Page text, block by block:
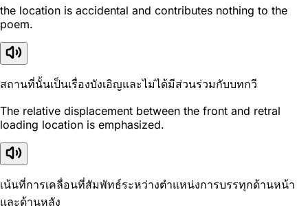
the location is accidental and contributes nothing to the
poem.
สถานที่นั้นเป็นเรื่องบังเอิญและไม่ได้มีส่วนร่วมกับบทกวี
The relative displacement between the front and retral
loading location is emphasized.
เน้นที่การเคลื่อนที่สัมพัทธ์ระหว่างตำแหน่งการบรรทุกด้านหน้า
และด้านหลัง